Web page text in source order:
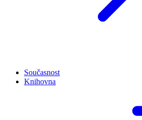
Současnost
Knihovna